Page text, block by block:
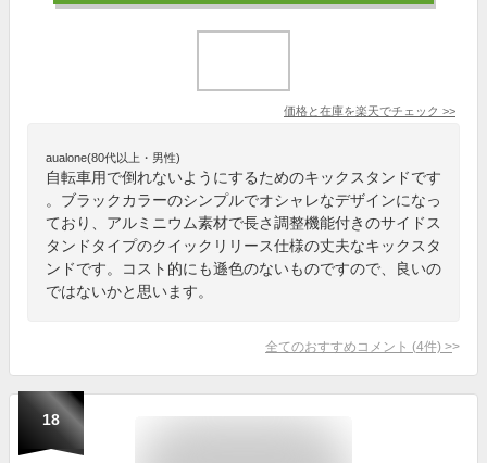
価格と在庫を楽天でチェック >>
aualone(80代以上・男性)
自転車用で倒れないようにするためのキックスタンドです
。ブラックカラーのシンプルでオシャレなデザインになっ
ており、アルミニウム素材で長さ調整機能付きのサイドス
タンドタイプのクイックリリース仕様の丈夫なキックスタ
ンドです。コスト的にも遜色のないものですので、良いの
ではないかと思います。
全てのおすすめコメント (4件) >
18